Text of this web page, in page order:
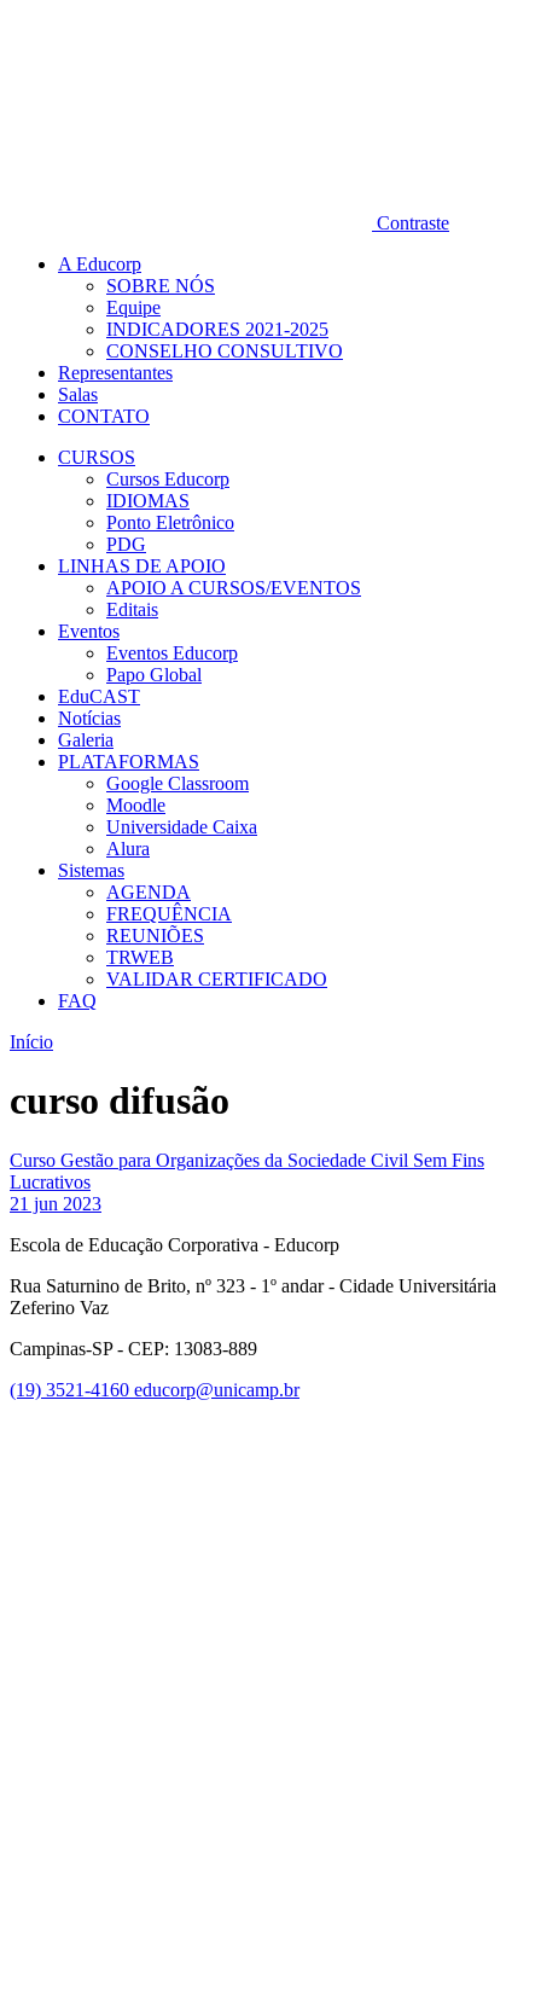
Contraste
A Educorp
SOBRE NÓS
Equipe
INDICADORES 2021-2025
CONSELHO CONSULTIVO
Representantes
Salas
CONTATO
CURSOS
Cursos Educorp
IDIOMAS
Ponto Eletrônico
PDG
LINHAS DE APOIO
APOIO A CURSOS/EVENTOS
Editais
Eventos
Eventos Educorp
Papo Global
EduCAST
Notícias
Galeria
PLATAFORMAS
Google Classroom
Moodle
Universidade Caixa
Alura
Sistemas
AGENDA
FREQUÊNCIA
REUNIÕES
TRWEB
VALIDAR CERTIFICADO
FAQ
Início
curso difusão
Curso Gestão para Organizações da Sociedade Civil Sem Fins
Lucrativos
21 jun 2023
Escola de Educação Corporativa - Educorp
Rua Saturnino de Brito, nº 323 - 1º andar - Cidade Universitária
Zeferino Vaz
Campinas-SP - CEP: 13083-889
(19) 3521-4160 educorp@unicamp.br